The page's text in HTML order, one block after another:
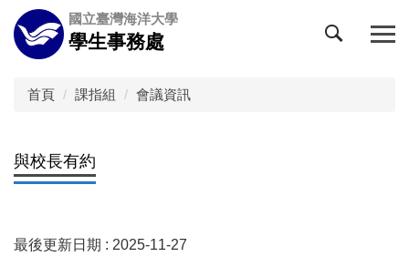
跳
到
主
國立臺灣海洋大學
學生事務處
首頁 課指組 會議資訊
與校長有約
最後更新日期 : 2025-11-27